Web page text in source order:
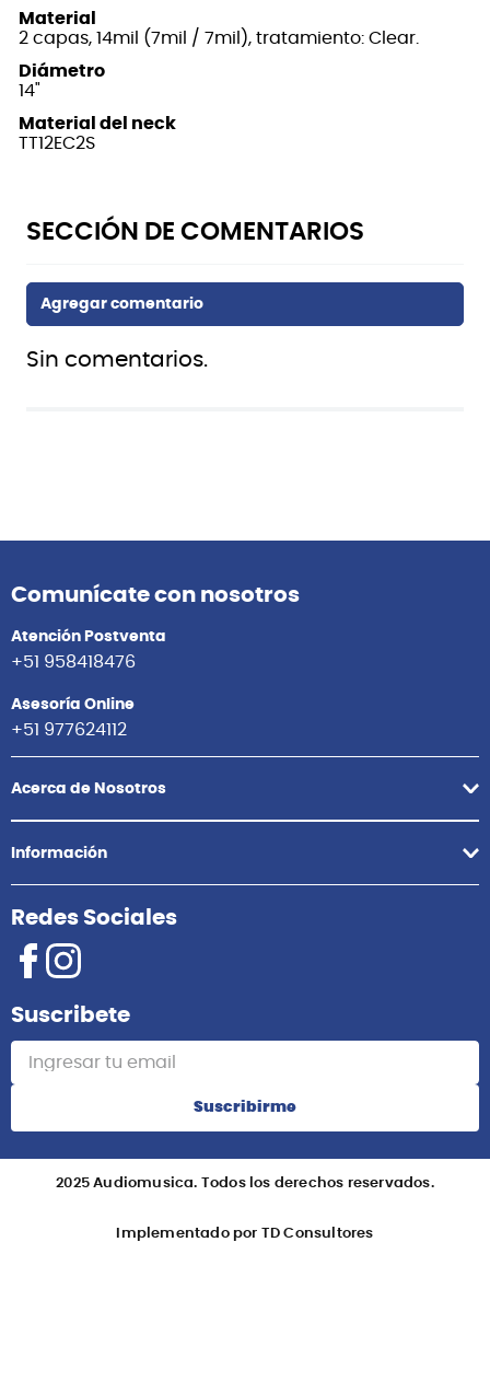
Material
2 capas, 14mil (7mil / 7mil), tratamiento: Clear.
Diámetro
14"
Material del neck
TT12EC2S
Sin comentarios.
Comunícate con nosotros
Atención Postventa
+51 958418476
Asesoría Online
+51 977624112
Acerca de Nosotros
Información
Redes Sociales
Suscribete
Suscribirme
2025 Audiomusica. Todos los derechos reservados.
Implementado por TD Consultores